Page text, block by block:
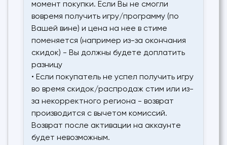
момент покупки. Если Вы не смогли
вовремя получить игру/программу (по
Вашей вине) и цена на нее в стиме
поменяется (например из-за окончания
скидок) - Вы должны будете доплатить
разницу
• Если покупатель не успел получить игру
во время скидок/распродаж стим или из-
за некорректного региона - возврат
производится с вычетом комиссий.
Возврат после активации на аккаунте
будет невозможным.